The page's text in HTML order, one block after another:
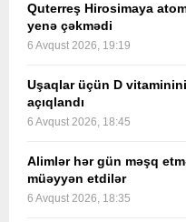
Quterreş Hirosimaya
yenə çəkmədi
6 Avqust 2026, 19:19
Uşaqlar üçün D
açıqlandı
6 Avqust 2026, 18:45
Alimlər hər gün məşq
müəyyən etdilər
6 Avqust 2026, 18:35